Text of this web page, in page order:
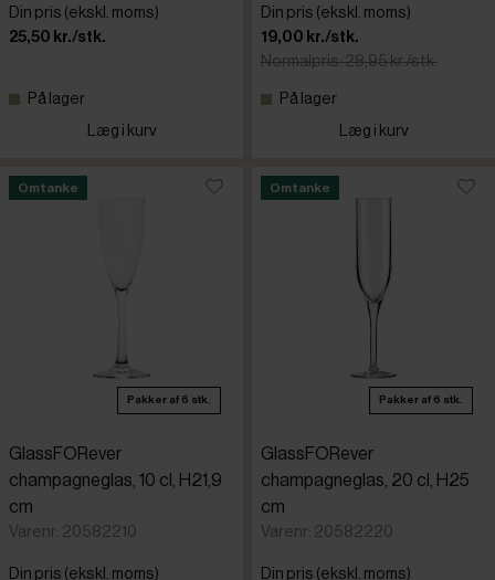
Din pris (ekskl. moms)
25,50 kr./stk.
På lager
Læg i kurv
Din pris (ekskl. moms)
19,00 kr./stk.
Normalpris: 28,95 kr./stk.
På lager
Læg i kurv
Omtanke
Pakker af 6 stk.
GlassFORever
champagneglas, 10 cl, H21,9
cm
Varenr: 20582210
Din pris (ekskl. moms)
Omtanke
Pakker af 6 stk.
GlassFORever
champagneglas, 20 cl, H25
cm
Varenr: 20582220
Din pris (ekskl. moms)